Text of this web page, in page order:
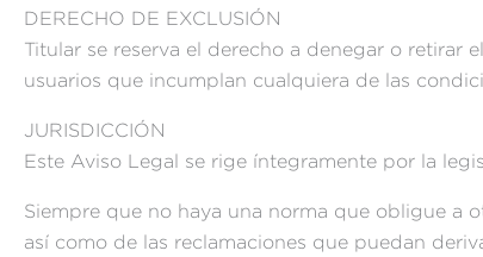
DERECHO DE EXCLUSIÓN
Titular se reserva el derecho a denegar o retirar
usuarios que incumplan cualquiera de las
JURISDICCIÓN
Este Aviso Legal se rige íntegramente por la
Siempre que no haya una norma que obligue a
así como de las reclamaciones que puedan